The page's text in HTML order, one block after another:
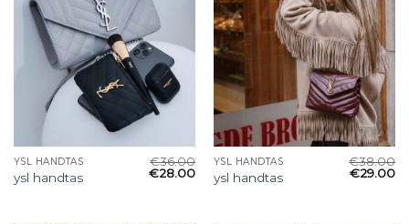
YSL HANDTAS
ysl handtas
€36.00
€28.00
YSL HANDTAS
ysl handtas
€38.00
€29.00